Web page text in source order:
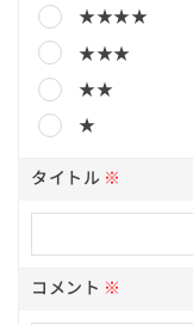
★★★★
★★★
★★
★
タイトル ※
コメント ※